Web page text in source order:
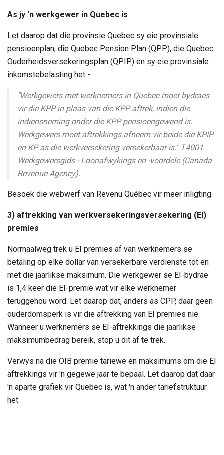
As jy 'n werkgewer in Quebec is
Let daarop dat die provinsie Quebec sy eie provinsiale
pensioenplan, die Quebec Pension Plan (QPP), die Quebec
Ouderheidsversekeringsplan (QPIP) en sy eie provinsiale
inkomstebelasting het -
"Werkgewers met werknemers in Quebec moet bydraes
vir die KPP in plaas van die KPP aftrek, indien die
indiensneming onder die KPP pensioengewend is.
Werkgewers moet aftrekkings afneem vir beide die KPIP
en KP as die werkversekering versekerbaar is." T4001
Werkgewersgids - Loonafwykings en -voordele(Canada
Revenue Agency).
Besoek die webwerf van Revenu Québec vir meer inligting.
3) aftrekking van werkversekeringsversekering (EI)
premies
Normaalweg trek u EI premies af van werknemers se
betaling op elke dollar van versekerbare verdienste tot en
met die jaarlikse maksimum. Die werkgewer se EI-bydrae
is 1,4 keer die EI-premie wat vir elke werknemer
teruggehou word. Let daarop dat, anders as CPP, daar geen
ouderdomsperk is vir die aftrekking van EI premies nie.
Wanneer u werknemers se EI-aftrekkings die jaarlikse
maksimumbedrag bereik, stop u dit af te trek.
Verwys na die OIB premie tariewe en maksimums om die EI
aftrekkings vir 'n gegewe jaar te bepaal. Let daarop dat daar
'n aparte grafiek vir Quebec is, wat 'n ander tariefstruktuur
het.